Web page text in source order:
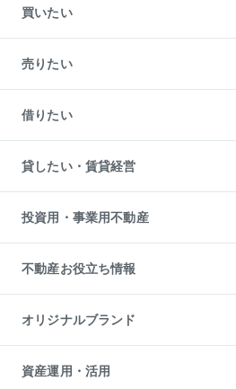
買いたい
新築・分譲マンションの購入
中古マンションの購入
一戸建ての購入
中古一戸建ての購入
不動産購入の流れ
注目キーワード物件特集
購入ガイド
English 繁体中文簡体中文
売りたい
一戸建ての売却・査定
土地の売却・査定
スピードAI査定
不動産査定について
不動産売却の流れ
不動産買換えの流れ
売却ガイド
借りたい
オフィス・店舗の賃貸
借りるときの流れ
借りるガイド
貸したい・賃貸経営
マンション賃料データ
賃貸管理プラン
リロケーションについて
貸すガイド
投資用・事業用不動産
事業用不動産
マンション投資
投資用マンション
アパート経営
収益物件
ビル購入（ビル一棟）
投資用不動産の売却査定
不動産お役立ち情報
マンションライブラリー
人気マンションランキング
暮らしに役立つ不動産メディア
不動産相場・不動産価格情報
オリジナルブランド
一棟リノベーションマンション
L`GENTE（ルジェンテ）
資産運用・活用